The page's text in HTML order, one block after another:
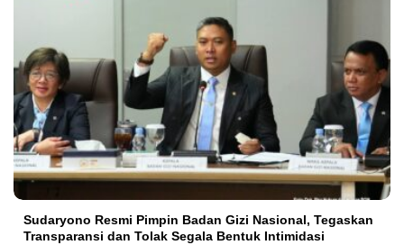
Sudaryono Resmi Pimpin Badan Gizi Nasional, Tegaskan
Transparansi dan Tolak Segala Bentuk Intimidasi